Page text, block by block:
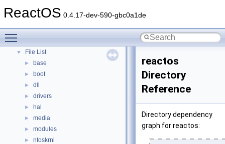
ReactOS 0.4.17-dev-590-gbc0a1de
► Modules
► Namespaces
► Classes
▼
▼ File List
► base
► boot
► dll
► drivers
► hal
► media
► modules
► ntoskrnl
reactos
Directory
Reference
Directory dependency
graph for reactos: